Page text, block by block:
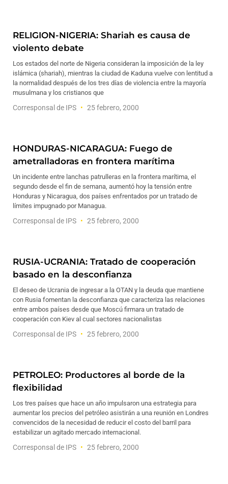
RELIGION-NIGERIA: Shariah es causa de
violento debate
Los estados del norte de Nigeria consideran la imposición de la ley
islámica (shariah), mientras la ciudad de Kaduna vuelve con lentitud a
la normalidad después de los tres días de violencia entre la mayoría
musulmana y los cristianos que
Corresponsal de IPS 25 febrero, 2000
HONDURAS-NICARAGUA: Fuego de
ametralladoras en frontera marítima
Un incidente entre lanchas patrulleras en la frontera marítima, el
segundo desde el fin de semana, aumentó hoy la tensión entre
Honduras y Nicaragua, dos países enfrentados por un tratado de
límites impugnado por Managua.
Corresponsal de IPS 25 febrero, 2000
RUSIA-UCRANIA: Tratado de cooperación
basado en la desconfianza
El deseo de Ucrania de ingresar a la OTAN y la deuda que mantiene
con Rusia fomentan la desconfianza que caracteriza las relaciones
entre ambos países desde que Moscú firmara un tratado de
cooperación con Kiev al cual sectores nacionalistas
Corresponsal de IPS 25 febrero, 2000
PETROLEO: Productores al borde de la
flexibilidad
Los tres países que hace un año impulsaron una estrategia para
aumentar los precios del petróleo asistirán a una reunión en Londres
convencidos de la necesidad de reducir el costo del barril para
estabilizar un agitado mercado internacional.
Corresponsal de IPS 25 febrero, 2000